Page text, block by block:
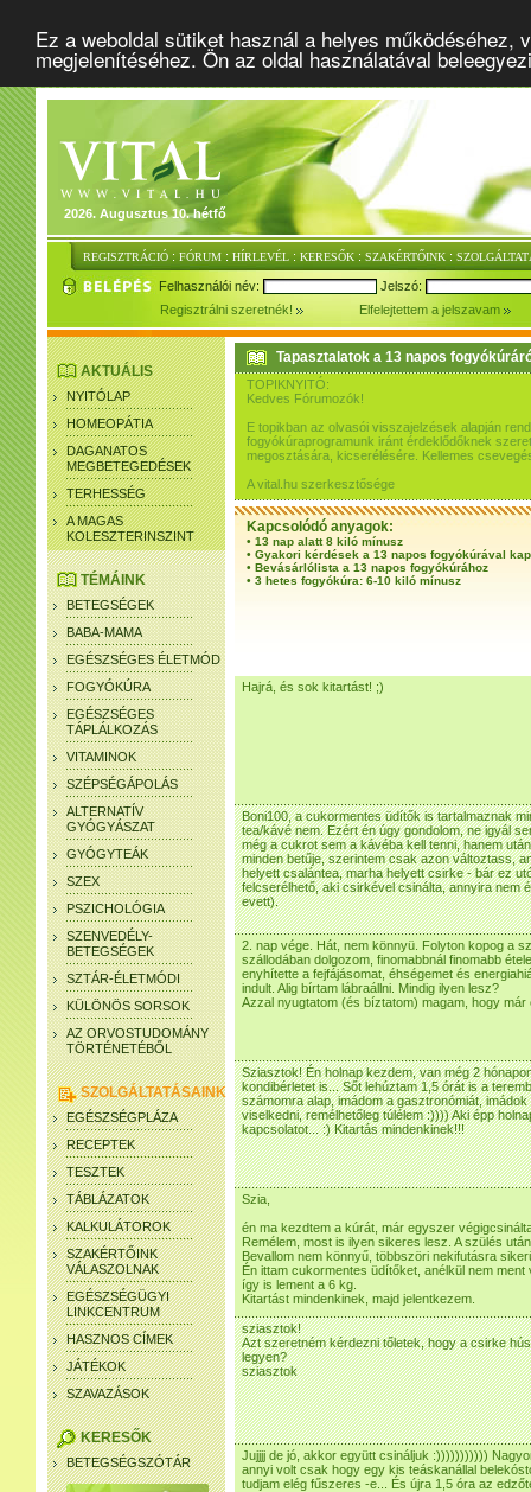
Ez a weboldal sütiket használ a helyes
megjelenítéséhez. Ön az oldal használatával
2026. Augusztus 10. hétfő
REGISZTRÁCIÓ : FÓRUM : HÍRLEVÉL : KERESŐK : SZAKÉRTŐINK :
Felhasználói név:
Jelszó:
Regisztrálni szeretnék!
Elfelejtettem a jelszavam
AKTUÁLIS
NYITÓLAP
HOMEOPÁTIA
DAGANATOS
MEGBETEGEDÉSEK
TERHESSÉG
A MAGAS
KOLESZTERINSZINT
TÉMÁINK
BETEGSÉGEK
BABA-MAMA
EGÉSZSÉGES ÉLETMÓD
FOGYÓKÚRA
EGÉSZSÉGES
TÁPLÁLKOZÁS
VITAMINOK
SZÉPSÉGÁPOLÁS
ALTERNATÍV
GYÓGYÁSZAT
GYÓGYTEÁK
SZEX
PSZICHOLÓGIA
SZENVEDÉLY-
BETEGSÉGEK
SZTÁR-ÉLETMÓDI
KÜLÖNÖS SORSOK
AZ ORVOSTUDOMÁNY
TÖRTÉNETÉBŐL
SZOLGÁLTATÁSAINK
EGÉSZSÉGPLÁZA
RECEPTEK
TESZTEK
TÁBLÁZATOK
KALKULÁTOROK
SZAKÉRTŐINK
VÁLASZOLNAK
EGÉSZSÉGÜGYI
LINKCENTRUM
HASZNOS CÍMEK
JÁTÉKOK
SZAVAZÁSOK
KERESŐK
BETEGSÉGSZÓTÁR
Tapasztalatok a 13 napos
TOPIKNYITÓ:
Kedves Fórumozók!
E topikban az olvasói visszajelzések alapján
fogyókúraprogramunk iránt érdeklődőknek
megosztására, kicserélésére. Kellemes
A vital.hu szerkesztősége
Kapcsolódó anyagok:
• 13 nap alatt 8 kiló mínusz
• Gyakori kérdések a 13 napos fogyókúrával
• Bevásárlólista a 13 napos fogyókúrához
• 3 hetes fogyókúra: 6-10 kiló mínusz
Hajrá, és sok kitartást! ;)
Boni100, a cukormentes üdítők is tartalmaznak
tea/kávé nem. Ezért én úgy gondolom, ne igyál
még a cukrot sem a kávéba kell tenni, hanem
minden betűje, szerintem csak azon változtass,
helyett csalántea, marha helyett csirke - bár ez
felcserélhető, aki csirkével csinálta, annyira nem
evett).
2. nap vége. Hát, nem könnyü. Folyton kopog a
szállodában dolgozom, finomabbnál finomabb
enyhítette a fejfájásomat, éhségemet és
indult. Alig bírtam lábraállni. Mindig ilyen lesz?
Azzal nyugtatom (és bíztatom) magam, hogy már
Sziasztok! Én holnap kezdem, van még 2
kondibérletet is... Sőt lehúztam 1,5 órát is a
számomra alap, imádom a gasztronómiát,
viselkedni, remélhetőleg túlélem :)))) Aki épp
kapcsolatot... :) Kitartás mindenkinek!!!
Szia,
én ma kezdtem a kúrát, már egyszer
Remélem, most is ilyen sikeres lesz. A szülés
Bevallom nem könnyű, többszöri nekifutásra
Én ittam cukormentes üdítőket, anélkül nem
így is lement a 6 kg.
Kitartást mindenkinek, majd jelentkezem.
sziasztok!
Azt szeretném kérdezni tőletek, hogy a csirke
legyen?
sziasztok
Jujjjj de jó, akkor együtt csináljuk :)))))))))))
annyi volt csak hogy egy kis teáskanállal
tudjam elég fűszeres -e... És újra 1,5 óra az